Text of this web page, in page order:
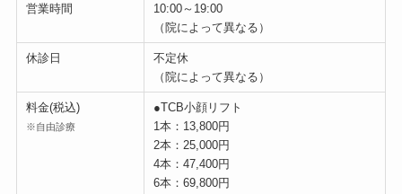
営業時間
10:00～19:00
（院によって異なる）
休診日
不定休
（院によって異なる）
料金(税込)
※自由診療
●TCB小顔リフト
1本：13,800円
2本：25,000円
4本：47,400円
6本：69,800円